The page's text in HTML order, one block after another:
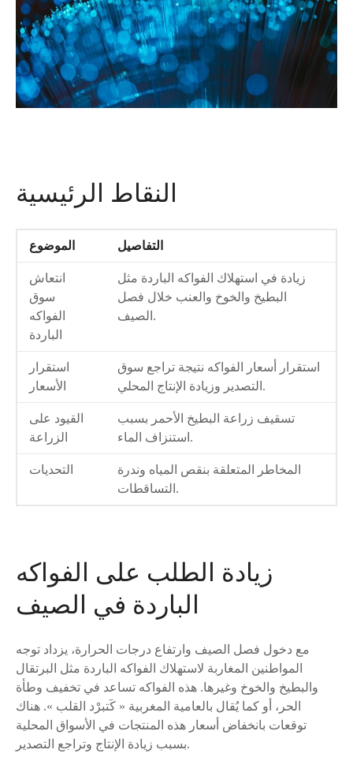
النقاط الرئيسية
الموضوع التفاصيل
انتعاش
سوق
الفواكه
الباردة
زيادة في استهلاك الفواكه الباردة مثل
البطيخ والخوخ والعنب خلال فصل
الصيف.
استقرار
الأسعار
استقرار أسعار الفواكه نتيجة تراجع سوق
التصدير وزيادة الإنتاج المحلي.
القيود على
الزراعة
تسقيف زراعة البطيخ الأحمر بسبب
استنزاف الماء.
التحديات
المخاطر المتعلقة بنقص المياه وندرة
التساقطات.
زيادة الطلب على الفواكه
الباردة في الصيف
مع دخول فصل الصيف وارتفاع درجات الحرارة، يزداد توجه
المواطنين المغاربة لاستهلاك الفواكه الباردة مثل البرتقال
والبطيخ والخوخ وغيرها. هذه الفواكه تساعد في تخفيف وطأة
الحر، أو كما يُقال بالعامية المغربية « كَتبرْد القلب ». هناك
توقعات بانخفاض أسعار هذه المنتجات في الأسواق المحلية
بسبب زيادة الإنتاج وتراجع التصدير.